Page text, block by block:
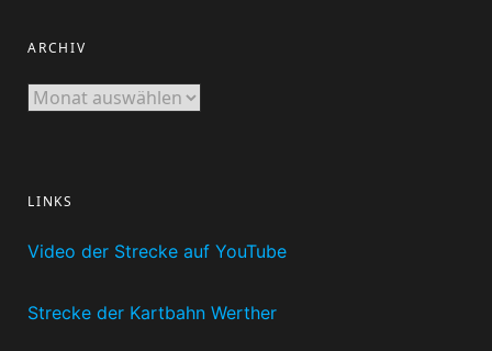
ARCHIV
Archiv
LINKS
Video der Strecke auf YouTube
Strecke der Kartbahn Werther